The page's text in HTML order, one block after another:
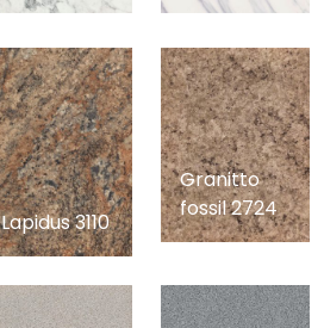
Lapidus 3110
Granitto
fossil 2724